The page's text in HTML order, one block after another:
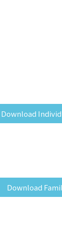
Download
Download